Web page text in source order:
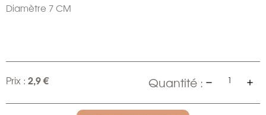
Diamètre 7 CM
Prix : 2,9 € Quantité :